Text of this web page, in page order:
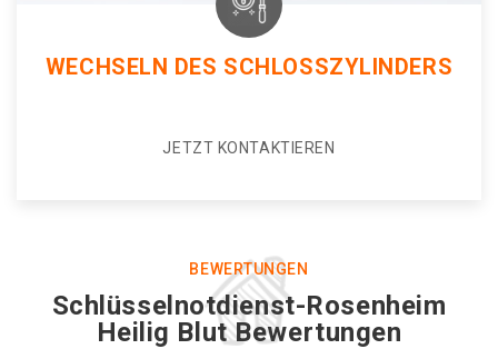
WECHSELN DES SCHLOSSZYLINDERS
JETZT KONTAKTIEREN
BEWERTUNGEN
Schlüsselnotdienst-Rosenheim
Heilig Blut Bewertungen